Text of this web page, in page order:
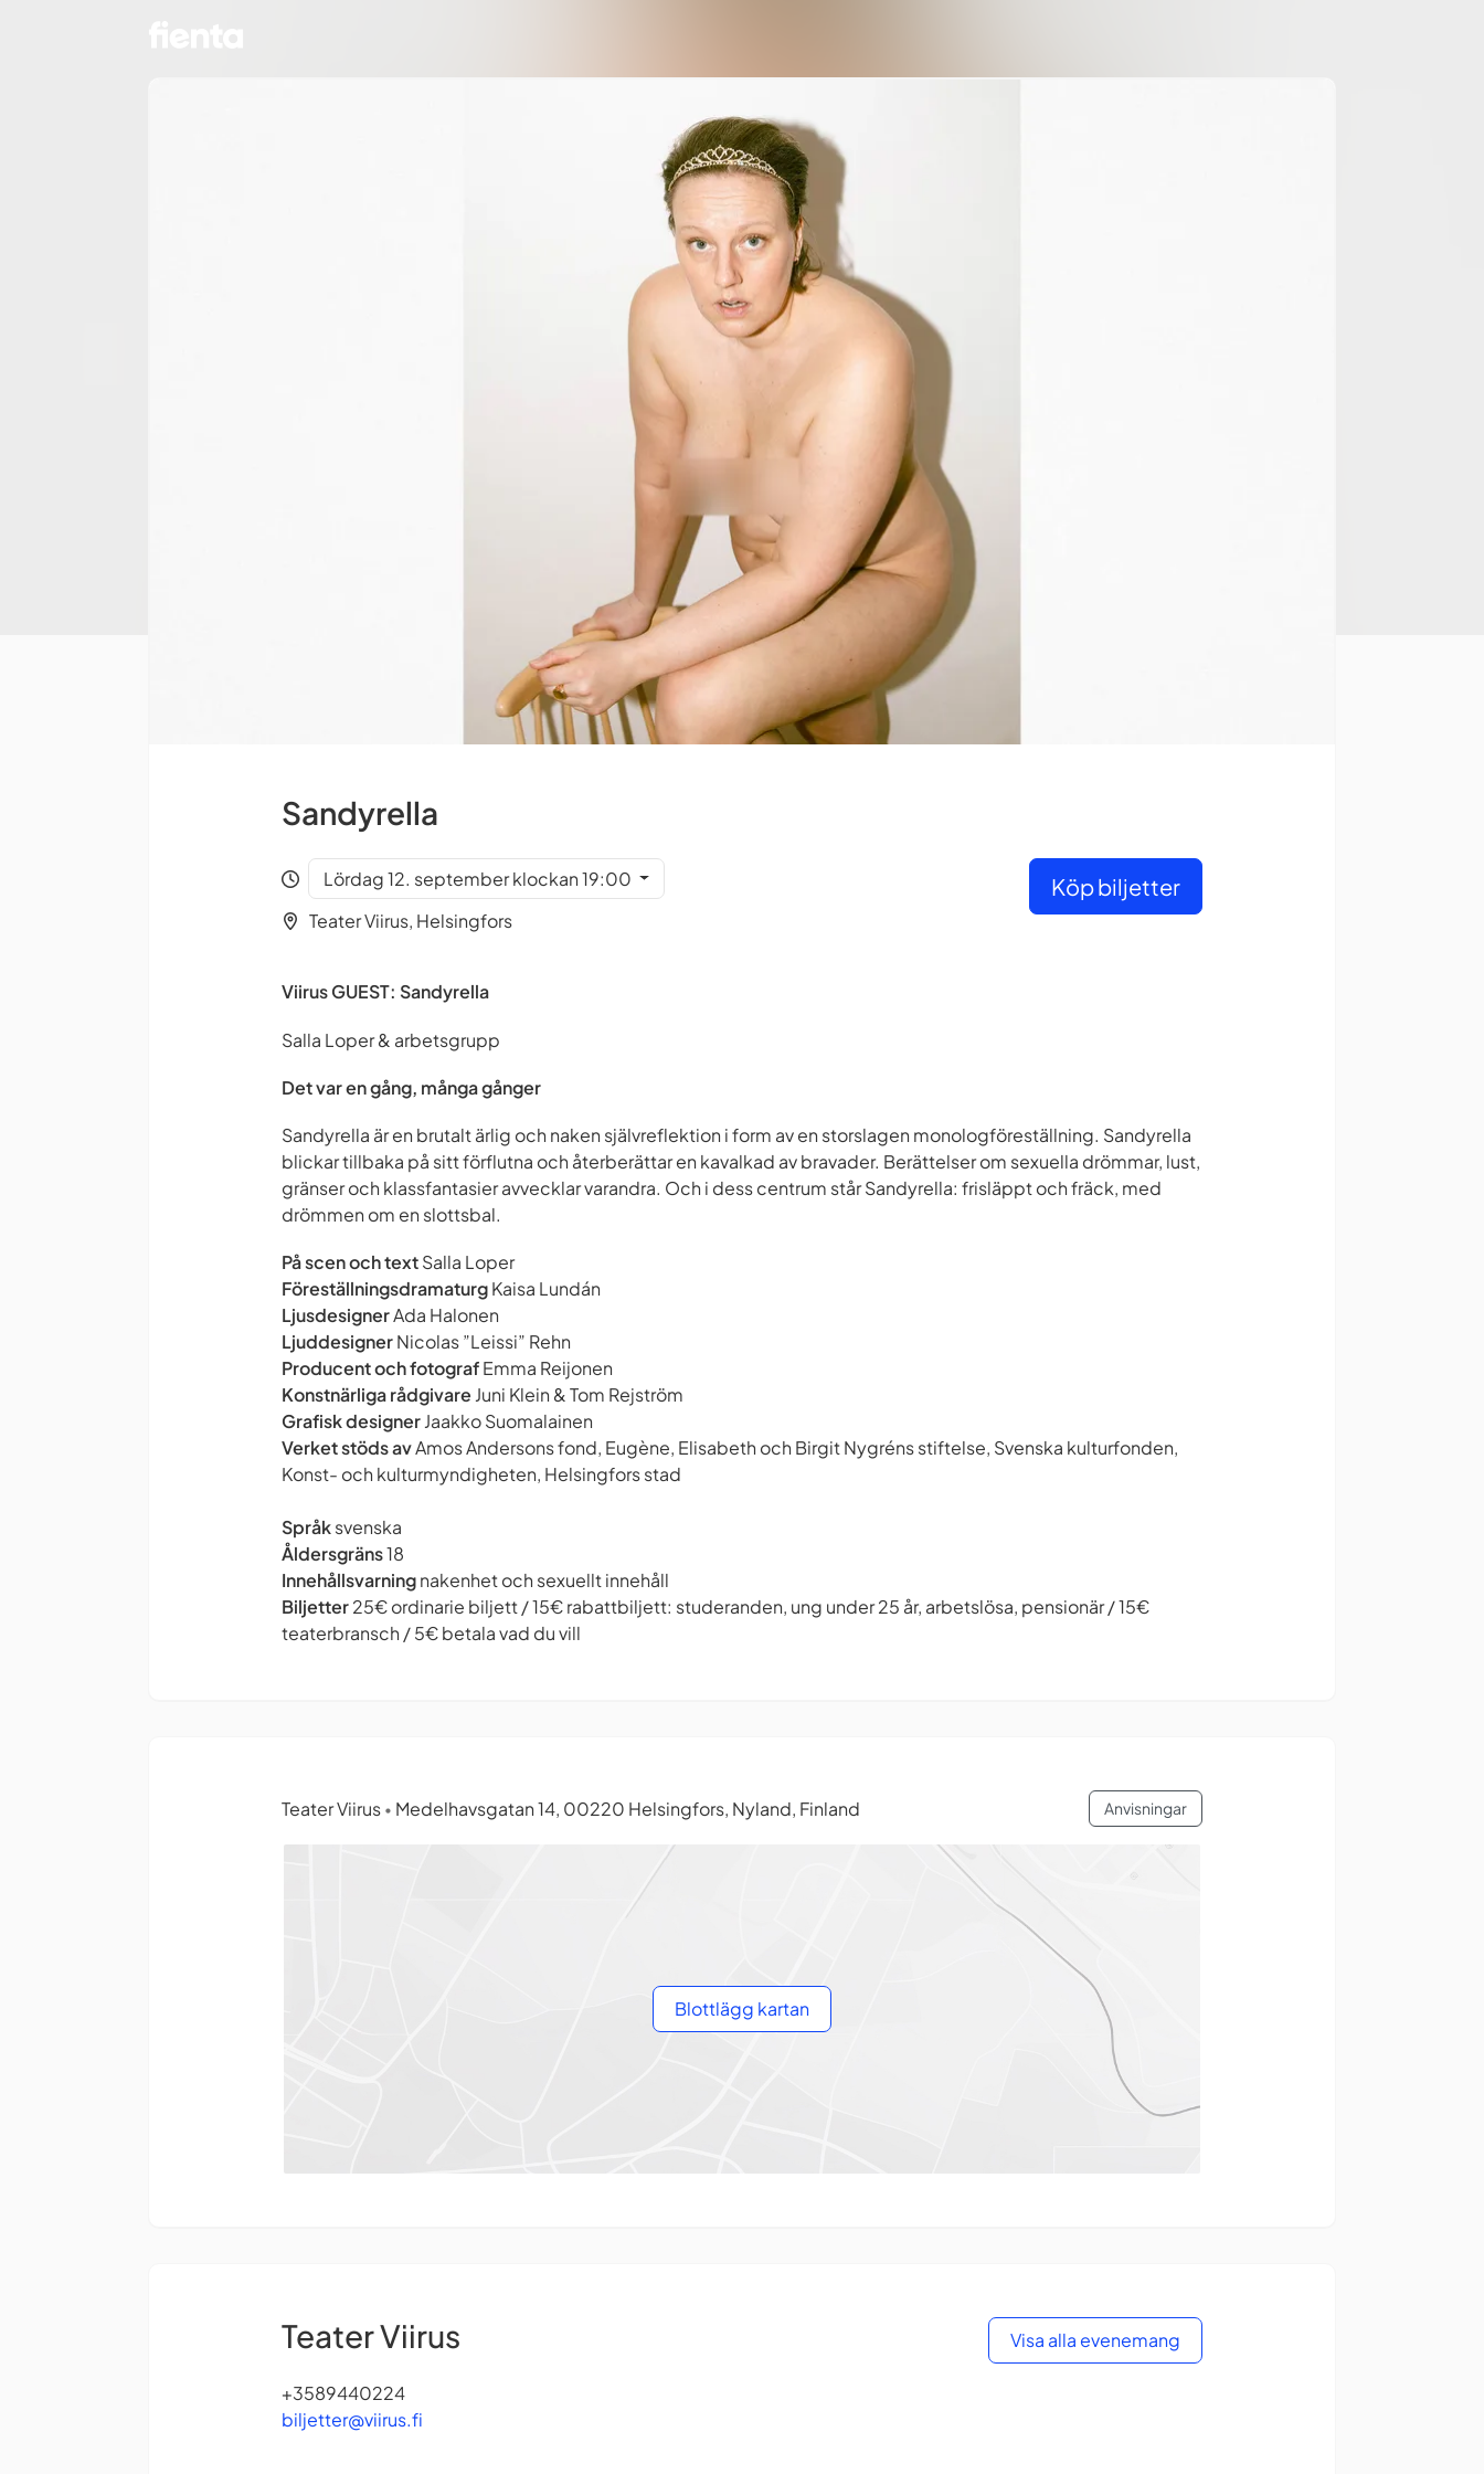
Sandyrella
Lördag 12. september klockan 19:00
Teater Viirus, Helsingfors
Köp biljetter
Viirus GUEST: Sandyrella
Salla Loper & arbetsgrupp
Det var en gång, många gånger
Sandyrella är en brutalt ärlig och naken självreflektion i form av en storslagen monologföreställning. Sandyrella
blickar tillbaka på sitt förflutna och återberättar en kavalkad av bravader. Berättelser om sexuella drömmar, lust,
gränser och klassfantasier avvecklar varandra. Och i dess centrum står Sandyrella: frisläppt och fräck, med
drömmen om en slottsbal.
På scen och textSalla Loper
FöreställningsdramaturgKaisa Lundán
LjusdesignerAda Halonen
LjuddesignerNicolas ”Leissi” Rehn
Producent och fotografEmma Reijonen
Konstnärliga rådgivareJuni Klein & Tom Rejström
Grafisk designerJaakko Suomalainen
Verket stöds avAmos Andersons fond, Eugène, Elisabeth och Birgit Nygréns stiftelse, Svenska kulturfonden,
Konst- och kulturmyndigheten, Helsingfors stad
Språksvenska
Åldersgräns18
Innehållsvarningnakenhet och sexuellt innehåll
Biljetter25€ ordinarie biljett / 15€ rabattbiljett: studeranden, ung under 25 år, arbetslösa, pensionär / 15€
teaterbransch / 5€ betala vad du vill
Teater Viirus • Medelhavsgatan 14, 00220 Helsingfors, Nyland, Finland Anvisningar
Blottlägg kartan
Teater Viirus
+3589440224
biljetter@viirus.fi
Visa alla evenemang